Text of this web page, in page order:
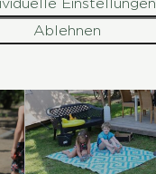
Ablehnen